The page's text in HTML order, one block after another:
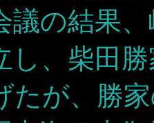
議の結果
し、柴田
たが、勝